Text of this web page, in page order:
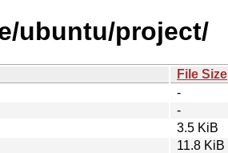
ubuntu/project/
File Size
-
-
3.5 KiB
11.8 KiB